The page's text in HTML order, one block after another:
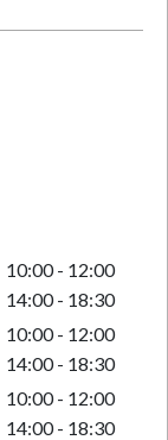
10:00 - 12:00
14:00 - 18:30
10:00 - 12:00
14:00 - 18:30
10:00 - 12:00
14:00 - 18:30